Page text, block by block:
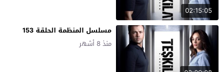
02:15:05
مسلسل المنظمة الحلقة 153
منذ 8 أشهر